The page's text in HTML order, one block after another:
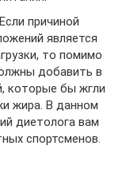
причиной
является
то помимо
добавить в
которые бы жгли
жира. В данном
диетолога вам
спортсменов.